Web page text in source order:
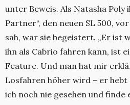
unter Beweis. Als Natasha Poly
Partner“, den neuen SL 500,
sah, war sie begeistert. „Er ist
ihn als Cabrio fahren kann, ist
Feature. Und man hat mir
Losfahren höher wird – er hebt
ich noch nie gesehen und finde